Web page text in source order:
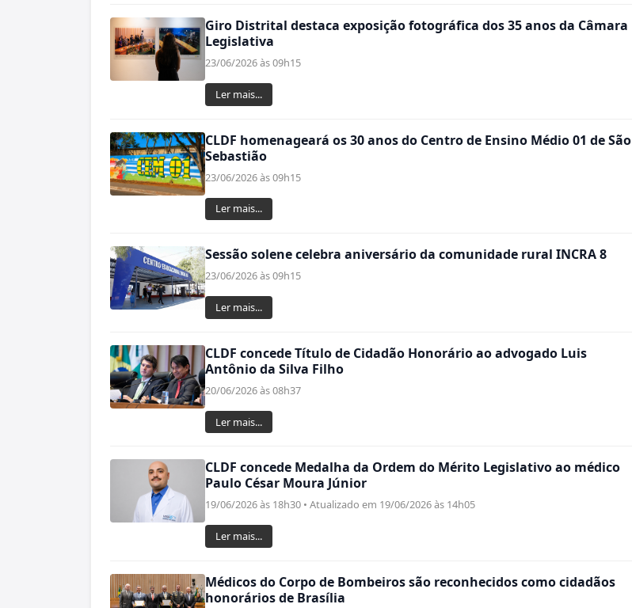
Giro Distrital destaca exposição fotográfica dos 35 anos da Câmara
Legislativa
23/06/2026 às 09h15
Ler mais...
CLDF homenageará os 30 anos do Centro de Ensino Médio 01 de São
Sebastião
23/06/2026 às 09h15
Ler mais...
Sessão solene celebra aniversário da comunidade rural INCRA 8
23/06/2026 às 09h15
Ler mais...
CLDF concede Título de Cidadão Honorário ao advogado Luis
Antônio da Silva Filho
20/06/2026 às 08h37
Ler mais...
CLDF concede Medalha da Ordem do Mérito Legislativo ao médico
Paulo César Moura Júnior
19/06/2026 às 18h30 • Atualizado em 19/06/2026 às 14h05
Ler mais...
Médicos do Corpo de Bombeiros são reconhecidos como cidadãos
honorários de Brasília